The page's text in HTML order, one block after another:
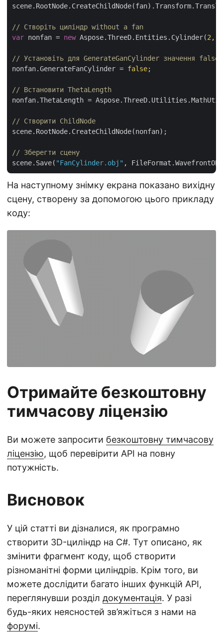
// Створіть циліндр without a fan
var nonfan = new Aspose.ThreeD.Entities.Cylinder(2,
// Установіть для GenerateGanCylinder значення false
nonfan.GenerateFanCylinder = false;
// Встановити ThetaLength
nonfan.ThetaLength =
// Створити ChildNode
scene.RootNode.CreateChildNode(nonfan);
// Зберегти сцену
scene.Save( "FanCylinder.obj"
На наступному знімку екрана показано вихідну
сцену, створену за допомогою цього прикладу
коду:
Отримайте безкоштовну
тимчасову ліцензію
Ви можете запросити безкоштовну тимчасову
ліцензію, щоб перевірити API на повну
потужність.
Висновок
У цій статті ви дізналися, як програмно
створити 3D-циліндр на C#. Тут описано, як
змінити фрагмент коду, щоб створити
різноманітні форми циліндрів. Крім того, ви
можете дослідити багато інших функцій API,
переглянувши розділ документація. У разі
будь-яких неясностей зв’яжіться з нами на
форумі.